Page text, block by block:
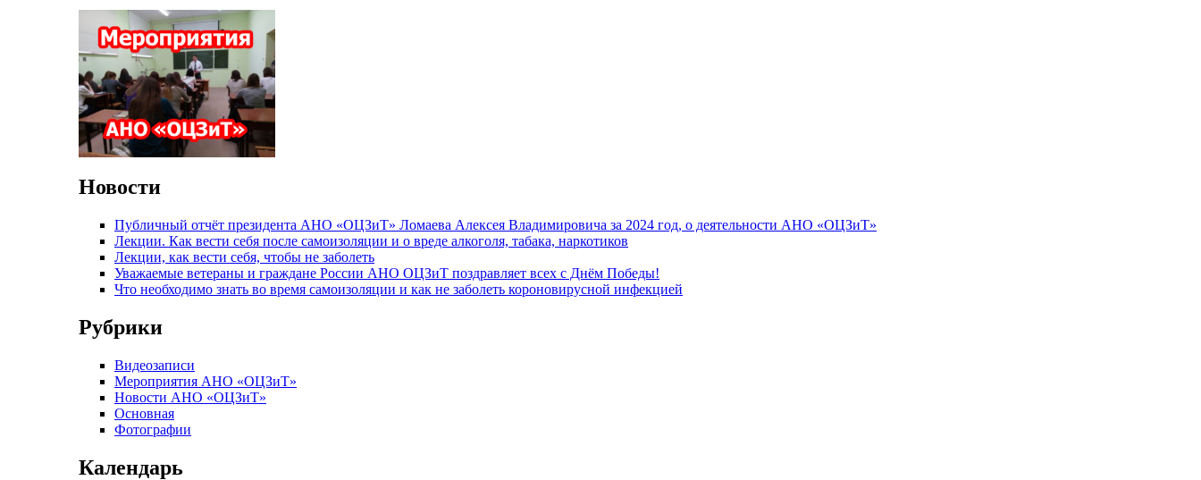
Новости
Публичный отчёт президента АНО «ОЦЗиТ» Ломаева Алексея Владимировича за 2024 год, о деятельности АНО «ОЦЗиТ»
Лекции. Как вести себя после самоизоляции и о вреде алкоголя, табака, наркотиков
Лекции, как вести себя, чтобы не заболеть
Уважаемые ветераны и граждане России АНО ОЦЗиТ поздравляет всех с Днём Победы!
Что необходимо знать во время самоизоляции и как не заболеть короновирусной инфекцией
Рубрики
Видеозаписи
Мероприятия АНО «ОЦЗиТ»
Новости АНО «ОЦЗиТ»
Основная
Фотографии
Календарь